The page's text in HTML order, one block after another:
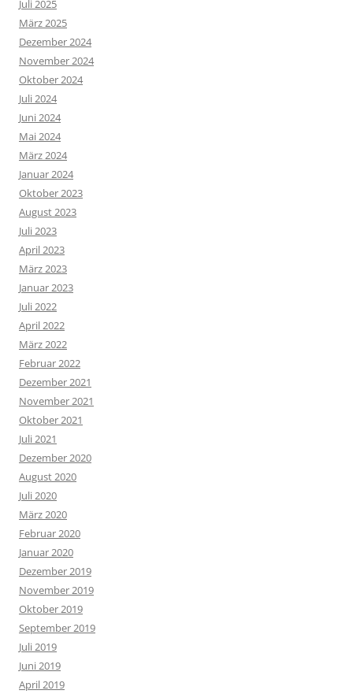
Juli 2025
März 2025
Dezember 2024
November 2024
Oktober 2024
Juli 2024
Juni 2024
Mai 2024
März 2024
Januar 2024
Oktober 2023
August 2023
Juli 2023
April 2023
März 2023
Januar 2023
Juli 2022
April 2022
März 2022
Februar 2022
Dezember 2021
November 2021
Oktober 2021
Juli 2021
Dezember 2020
August 2020
Juli 2020
März 2020
Februar 2020
Januar 2020
Dezember 2019
November 2019
Oktober 2019
September 2019
Juli 2019
Juni 2019
April 2019